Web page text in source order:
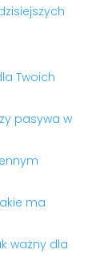
Twoich
pasywa w
ma
ważny dla